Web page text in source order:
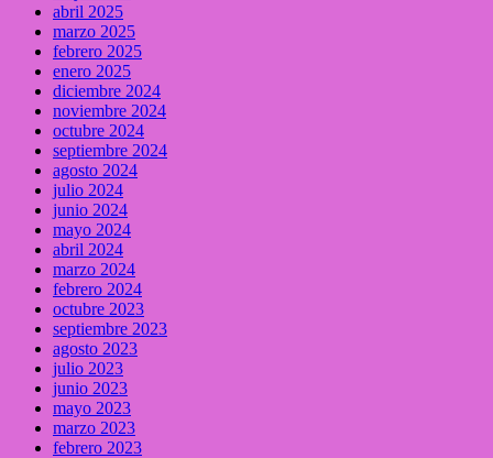
abril 2025
marzo 2025
febrero 2025
enero 2025
diciembre 2024
noviembre 2024
octubre 2024
septiembre 2024
agosto 2024
julio 2024
junio 2024
mayo 2024
abril 2024
marzo 2024
febrero 2024
octubre 2023
septiembre 2023
agosto 2023
julio 2023
junio 2023
mayo 2023
marzo 2023
febrero 2023